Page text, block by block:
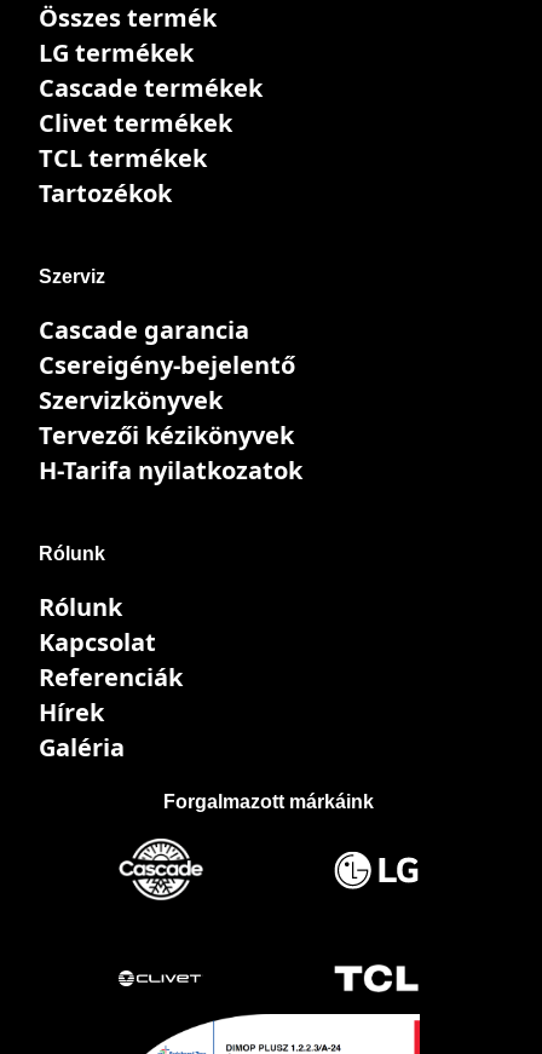
Összes termék
LG termékek
Cascade termékek
Clivet termékek
TCL termékek
Tartozékok
Szerviz
Cascade garancia
Csereigény-bejelentő
Szervizkönyvek
Tervezői kézikönyvek
H-Tarifa nyilatkozatok
Rólunk
Rólunk
Kapcsolat
Referenciák
Hírek
Galéria
Forgalmazott márkáink